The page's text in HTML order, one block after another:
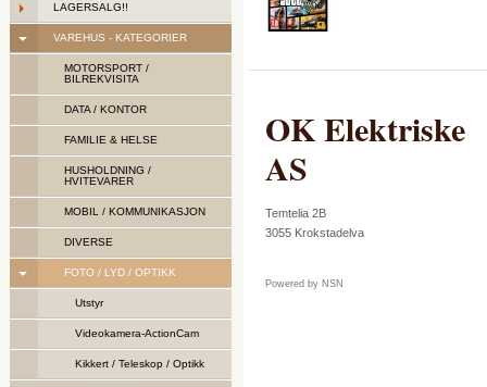
LAGERSALG!!
VAREHUS - KATEGORIER
MOTORSPORT /
BILREKVISITA
DATA / KONTOR
FAMILIE & HELSE
HUSHOLDNING /
HVITEVARER
MOBIL / KOMMUNIKASJON
DIVERSE
FOTO / LYD / OPTIKK
Utstyr
Videokamera-ActionCam
Kikkert / Teleskop / Optikk
OK Elektriske
AS
Temtelia 2B
3055 Krokstadelva
Powered by NSN